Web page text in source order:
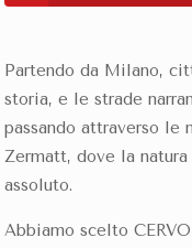
Partendo da Milano,
storia, e le strade
passando attraverso le
Zermatt, dove la
assoluto.
Abbiamo scelto